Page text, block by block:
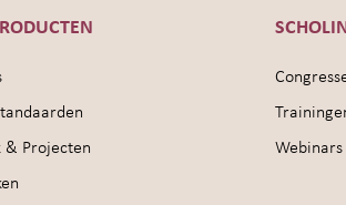
& Projecten
Webinars